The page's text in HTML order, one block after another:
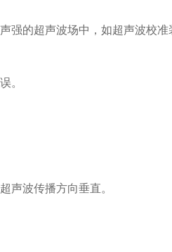
的超声波场中，如超声波校准
。
波传播方向垂直。